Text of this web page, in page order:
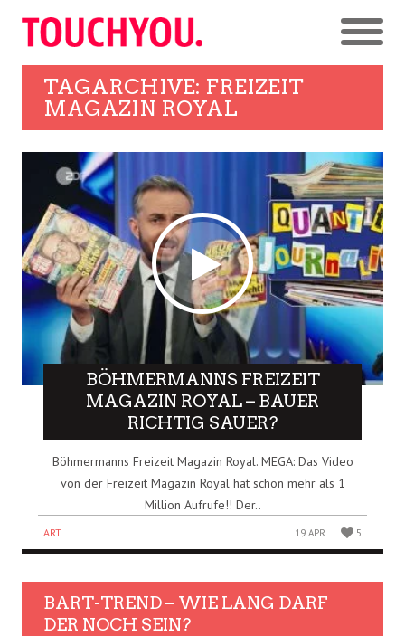
TAGARCHIVE: FREIZEIT
MAGAZIN ROYAL
BÖHMERMANNS FREIZEIT
MAGAZIN ROYAL – BAUER
RICHTIG SAUER?
Böhmermanns Freizeit Magazin Royal. MEGA: Das Video
von der Freizeit Magazin Royal hat schon mehr als 1
Million Aufrufe!! Der..
ART 19 APR. 5
BART-TREND – WIE LANG DARF
DER NOCH SEIN?